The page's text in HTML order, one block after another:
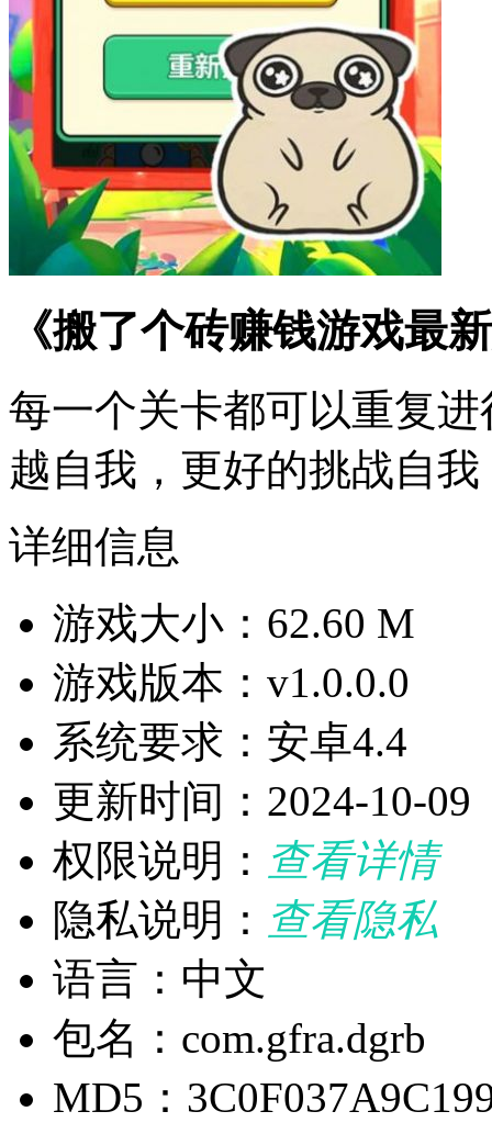
《搬了个砖赚钱游戏最
每一个关卡都可以重复
越自我，更好的挑战自
详细信息
游戏大小：62.60 M
游戏版本：v1.0.0.0
系统要求：安卓4.4
更新时间：2024-10-09
权限说明： 查看详情
隐私说明： 查看隐私
语言：中文
包名：com.gfra.dgrb
MD5：